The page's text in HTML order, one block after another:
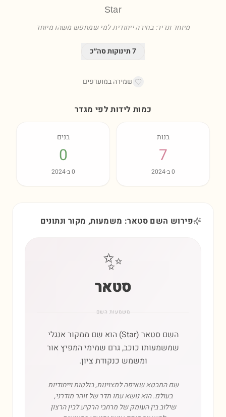
Star
מיוחד ונדיר: בחירה ייחודית למי שמחפש משהו מיוחד
7תינוקות סה״כ
שמירה במועדפים
כמות לידות לפי מגדר
בנות
7
0ב-2024
בנים
0
0ב-2024
פירוש השם סטאר: משמעות, מקור ונתונים
✨
סטאר
משמעות השם
השם סטאר (Star) הוא שם ממקור אנגלי
שמשמעותו כוכב, גרם שמימי המפיץ אור
ומשמש כנקודת ציון.
שם המבטא שאיפה למצוינות, בולטות וייחודיות
בעולם. הוא נושא עמו תדר של זוהר מודרני,
שילוב בין העומק של מרחבי הרקיע לבין הרצון